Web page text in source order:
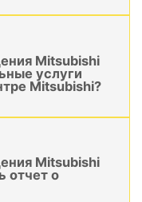
Mitsubishi
услуги
Mitsubishi?
Mitsubishi
отчет о